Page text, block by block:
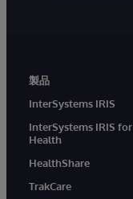
製品
InterSystems IRIS
InterSystems IRIS for
Health
HealthShare
TrakCare